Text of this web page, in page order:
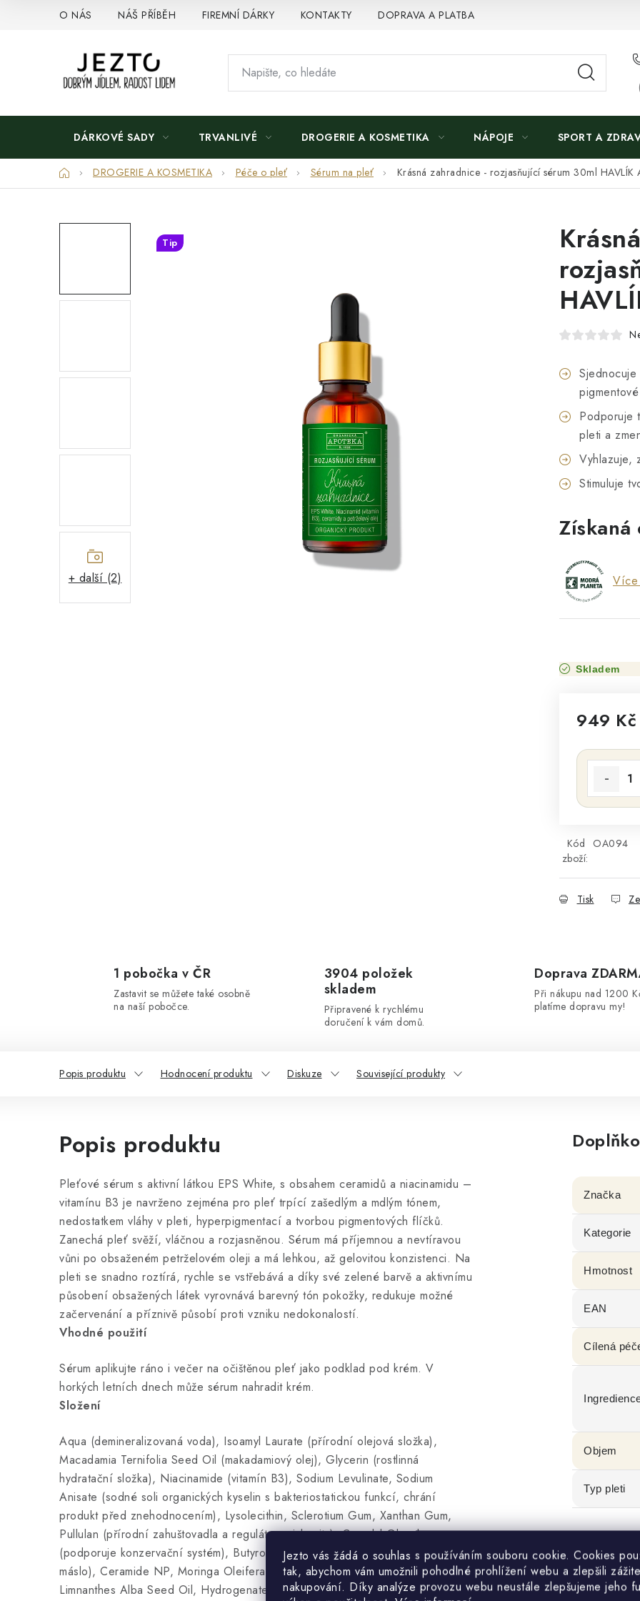
Jezto vás žádá o souhlas s používáním souboru cookie. Cookies
tak, abychom vám umožnili pohodlné prohlížení webu a zlepšili
nakupování. Díky analýze provozu webu neustále zlepšujeme jeho
O NÁS NÁŠ PŘÍBĚH FIREMNÍ DÁRKY KONTAKTY DOPRAVA A PLATBA
DÁRKOVÉ SADY TRVANLIVÉ DROGERIE A KOSMETIKA NÁPOJE SPORT A
DomůDROGERIE A KOSMETIKA Péče o pleť Sérum na pleť Krásná zahradnice - rozjasňující sérum 30ml HAVLÍK
+ další (2)
Podporuje
pleti a
Vyhlazuje,
Stimuluje
Získaná
Více
Skladem
949
Kód
zboží:
OA094
Tisk
Tip
1 pobočka v ČR
Zastavit se můžete také osobně
na naší pobočce.
3904 položek
skladem
Připravené k rychlému
doručení k vám domů.
Doprava
Při nákupu nad 1200
platíme dopravu my!
Popis produktu Hodnocení produktu Diskuze Související produkty
Popis produktu
Pleťové sérum s aktivní látkou EPS White, s obsahem ceramidů a niacinamidu –
vitamínu B3 je navrženo zejména pro pleť trpící zašedlým a mdlým tónem,
nedostatkem vláhy v pleti, hyperpigmentací a tvorbou pigmentových flíčků.
Zanechá pleť svěží, vláčnou a rozjasněnou. Sérum má příjemnou a nevtíravou
vůni po obsaženém petrželovém oleji a má lehkou, až gelovitou konzistenci. Na
pleti se snadno roztírá, rychle se vstřebává a díky své zelené barvě a aktivnímu
působení obsažených látek vyrovnává barevný tón pokožky, redukuje možné
začervenání a příznivě působí proti vzniku nedokonalostí.
Vhodné použití
Sérum aplikujte ráno i večer na očištěnou pleť jako podklad pod krém. V
horkých letních dnech může sérum nahradit krém.
Složení
Aqua (demineralizovaná voda), Isoamyl Laurate (přírodní olejová složka),
Macadamia Ternifolia Seed Oil (makadamiový olej), Glycerin (rostlinná
hydratační složka), Niacinamide (vitamín B3), Sodium Levulinate, Sodium
Anisate (sodné soli organických kyselin s bakteriostatickou funkcí, chrání
produkt před znehodnocením), Lysolecithin, Sclerotium Gum, Xanthan Gum,
Pullulan (přírodní zahuštovadla a regulátory viskozity), Caprylyl Glycol
(podporuje konzervační systém), Butyrospermum Parkii Butter (bambucké
máslo), Ceramide NP, Moringa Oleifera Seed Oil, Phytosphingosine,
Limnanthes Alba Seed Oil, Hydrogenated Lecithin (aktivní složka
Značka
Kategorie
Hmotnost
EAN
Cílená
Objem
Typ pleti